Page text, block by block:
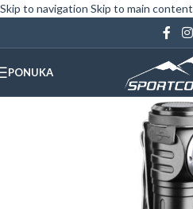
Skip to navigation Skip to main content
PONUKA